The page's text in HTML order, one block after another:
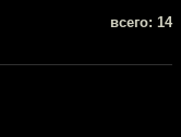
всего: 14